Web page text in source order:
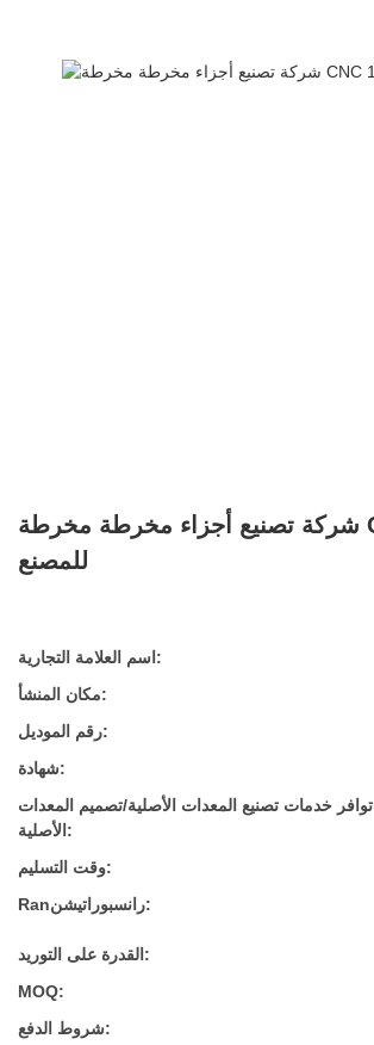
شركة تصنيع أجزاء مخرطة مخرطة CNC دقيقة
للمصنع
اسم العلامة التجارية:
مكان المنشأ:
رقم الموديل:
شهادة:
توافر خدمات تصنيع المعدات الأصلية/تصميم المعدات
الأصلية:
وقت التسليم:
Ranرانسبوراتيشن:
القدرة على التوريد:
MOQ:
شروط الدفع: